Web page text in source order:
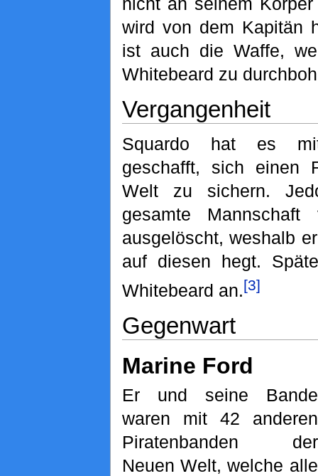
wird von dem Kapitän
ist auch die Waffe,
Whitebeard zu
Vergangenheit
Squardo hat es
geschafft, sich einen
Welt zu sichern.
gesamte
ausgelöscht, weshalb
auf diesen hegt.
Whitebeard an.[3]
Gegenwart
Marine Ford
Er und seine Bande
waren mit 42 anderen
Piratenbanden der
Neuen Welt, welche alle